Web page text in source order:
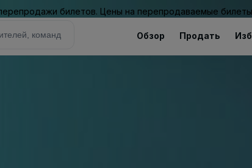
билетов. Цены на перепродаваемые
Обзор Продать